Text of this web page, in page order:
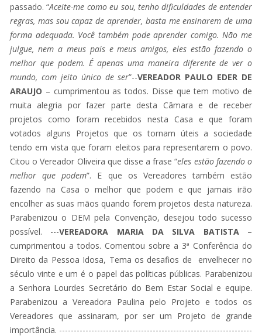
passado. “Aceite-me como eu sou, tenho dificuldades de entender
regras, mas sou capaz de aprender, basta me ensinarem de uma
forma adequada. Você também pode aprender comigo. Não me
julgue, nem a meus pais e meus amigos, eles estão fazendo o
melhor que podem. É apenas uma maneira diferente de ver o
mundo, com jeito único de ser”--VEREADOR PAULO EDER DE
ARAUJO – cumprimentou as todos. Disse que tem motivo de
muita alegria por fazer parte desta Câmara e de receber
projetos como foram recebidos nesta Casa e que foram
votados alguns Projetos que os tornam úteis a sociedade
tendo em vista que foram eleitos para representarem o povo.
Citou o Vereador Oliveira que disse a frase “eles estão fazendo o
melhor que podem”. E que os Vereadores também estão
fazendo na Casa o melhor que podem e que jamais irão
encolher as suas mãos quando forem projetos desta natureza.
Parabenizou o DEM pela Convenção, desejou todo sucesso
possível. ---VEREADORA MARIA DA SILVA BATISTA–
cumprimentou a todos. Comentou sobre a 3ª Conferência do
Direito da Pessoa Idosa, Tema os desafios de envelhecer no
século vinte e um é o papel das políticas públicas. Parabenizou
a Senhora Lourdes Secretário do Bem Estar Social e equipe.
Parabenizou a Vereadora Paulina pelo Projeto e todos os
Vereadores que assinaram, por ser um Projeto de grande
importância. ------------------------------------------------------------------